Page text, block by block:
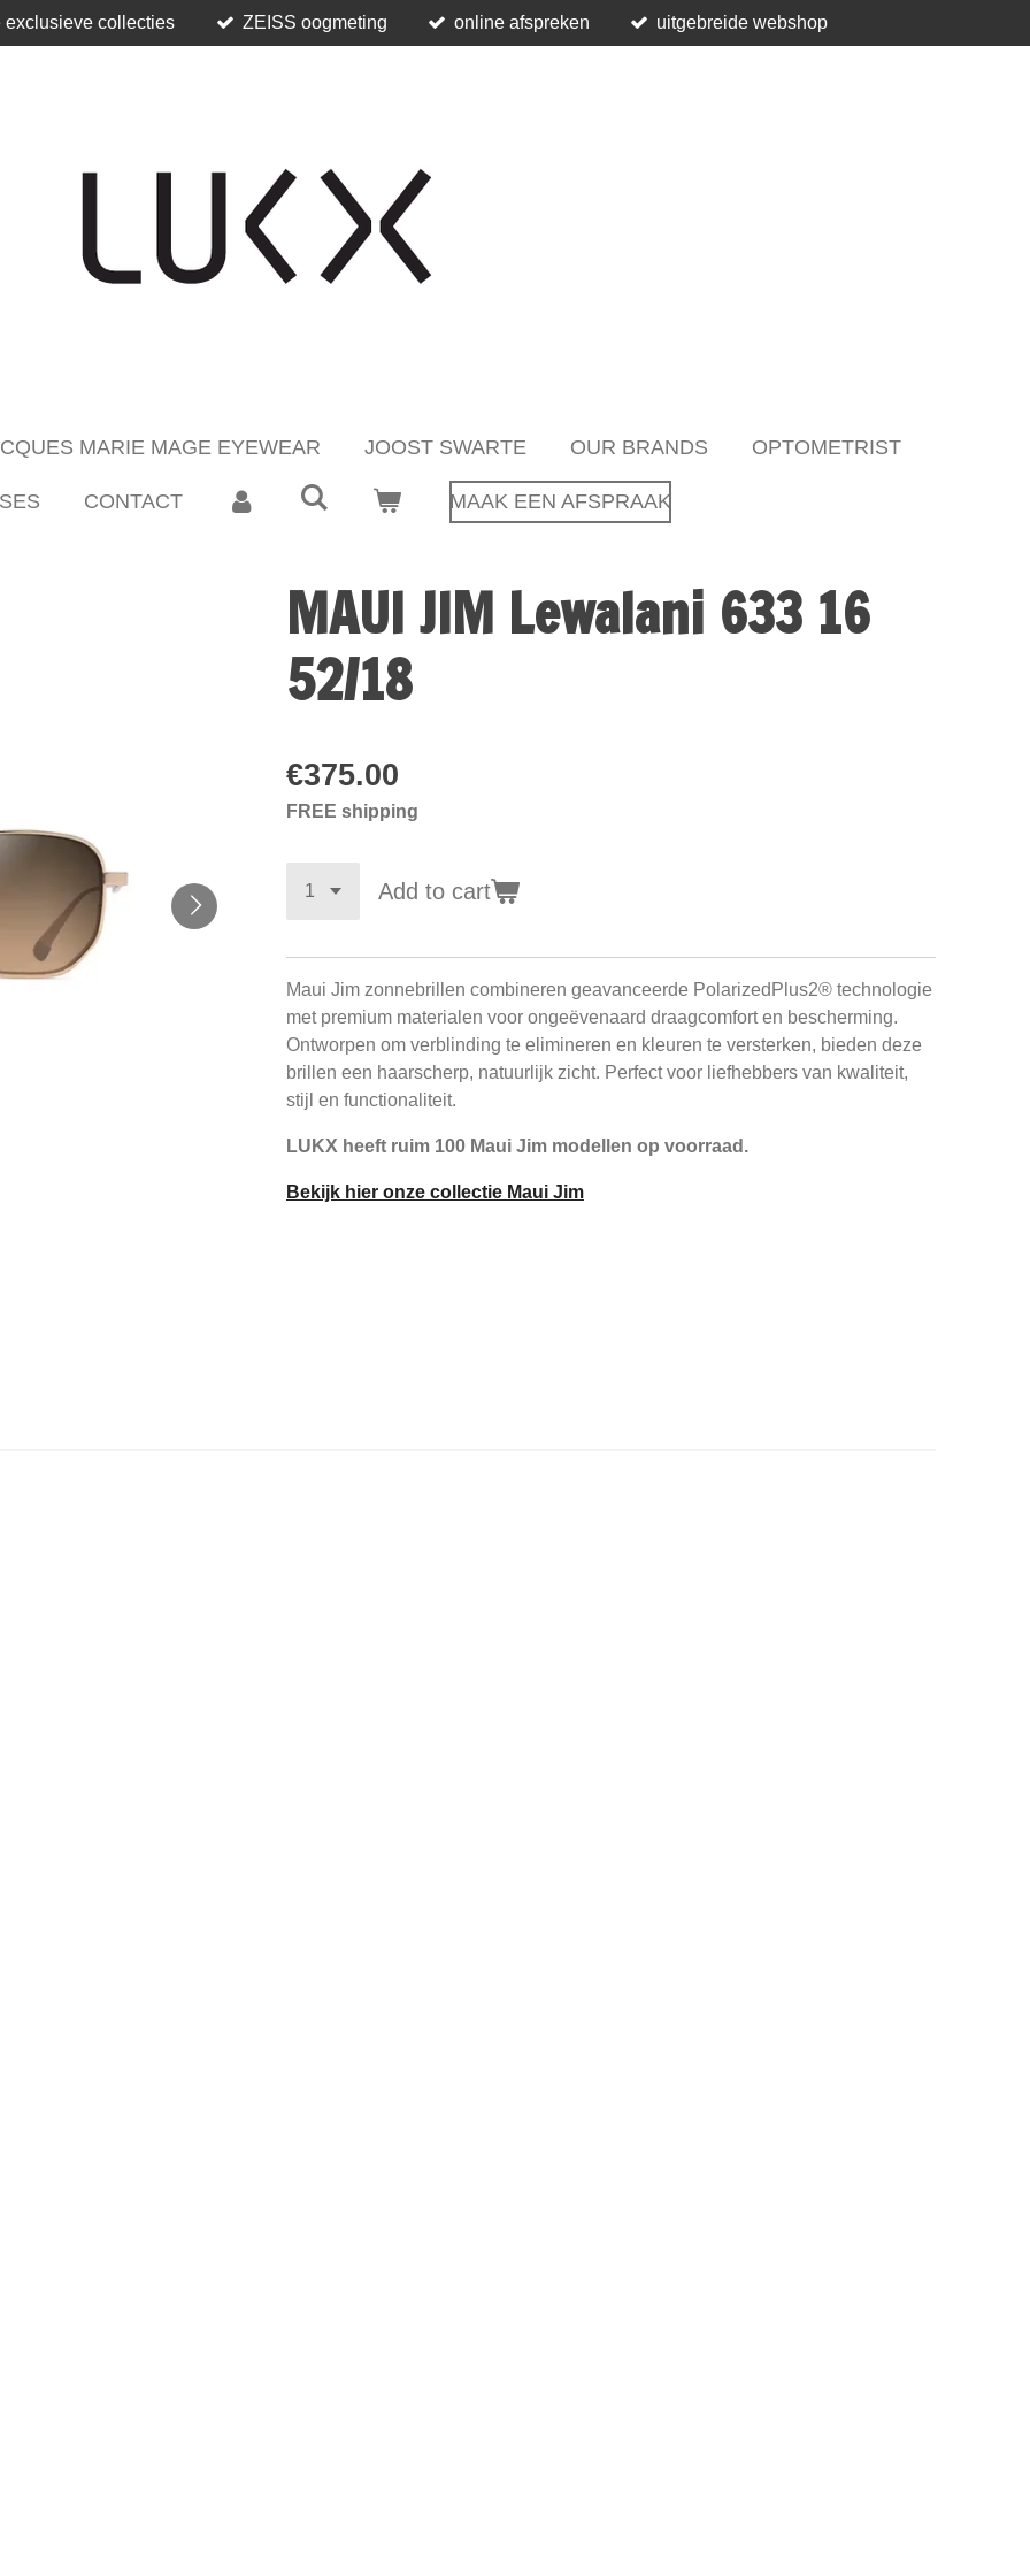
exclusieve collecties ZEISS oogmeting online afspreken uitgebreide webshop
MARIE MAGE EYEWEAR JOOST SWARTE OUR BRANDS OPTOMETRIST
CONTACT MAAK EEN AFSPRAAK
MAUI JIM Lewalani 633 16
52/18
€375.00
FREE shipping
Add to cart
Maui Jim zonnebrillen combineren geavanceerde PolarizedPlus2® technologie
met premium materialen voor ongeëvenaard draagcomfort en bescherming.
Ontworpen om verblinding te elimineren en kleuren te versterken, bieden deze
brillen een haarscherp, natuurlijk zicht. Perfect voor liefhebbers van kwaliteit,
stijl en functionaliteit.
LUKX heeft ruim 100 Maui Jim modellen op voorraad.
Bekijk hier onze collectie Maui Jim